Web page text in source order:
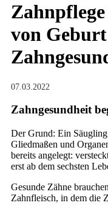
von
07.03.2022
Zahngesundheit
Der Grund: Ein
Gliedmaßen und
bereits angelegt:
erst ab dem sechsten
Gesunde Zähne
Zahnfleisch, in dem die